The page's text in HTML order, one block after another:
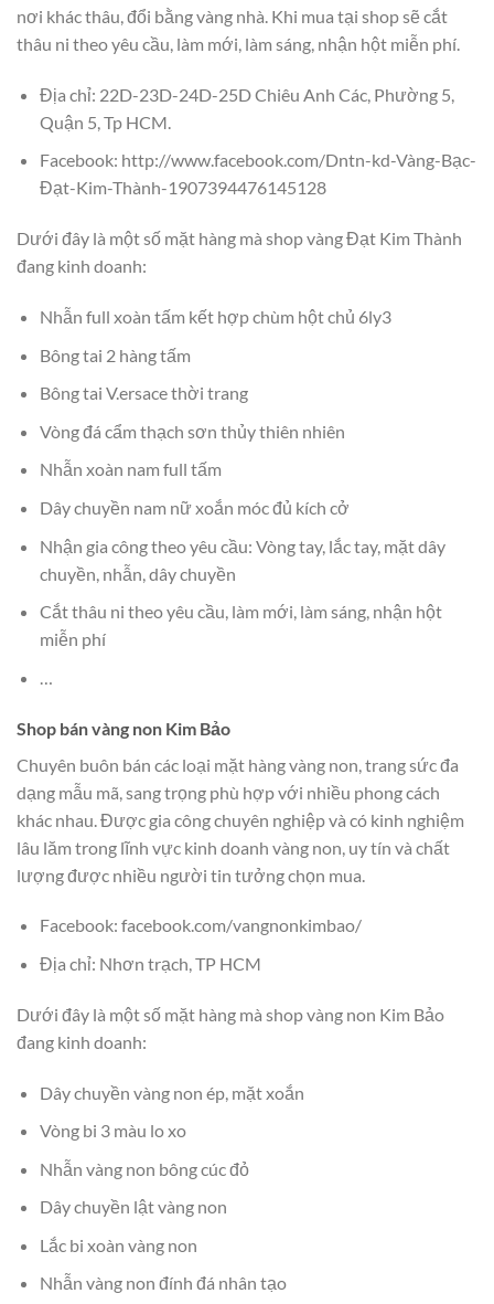
nơi khác thâu, đổi bằng vàng nhà. Khi mua tại shop sẽ cắt
thâu ni theo yêu cầu, làm mới, làm sáng, nhận hột miễn phí.
Địa chỉ: 22D-23D-24D-25D Chiêu Anh Các, Phường 5,
Quận 5, Tp HCM.
Facebook: http://www.facebook.com/Dntn-kd-Vàng-Bạc-
Đạt-Kim-Thành-1907394476145128
Dưới đây là một số mặt hàng mà shop vàng Đạt Kim Thành
đang kinh doanh:
Nhẫn full xoàn tấm kết hợp chùm hột chủ 6ly3
Bông tai 2 hàng tấm
Bông tai V.ersace thời trang
Vòng đá cẩm thạch sơn thủy thiên nhiên
Nhẫn xoàn nam full tấm
Dây chuyền nam nữ xoắn móc đủ kích cở
Nhận gia công theo yêu cầu: Vòng tay, lắc tay, mặt dây
chuyền, nhẫn, dây chuyền
Cắt thâu ni theo yêu cầu, làm mới, làm sáng, nhận hột
miễn phí
Shop bán vàng non Kim Bảo
Chuyên buôn bán các loại mặt hàng vàng non, trang sức đa
dạng mẫu mã, sang trọng phù hợp với nhiều phong cách
khác nhau. Được gia công chuyên nghiệp và có kinh nghiệm
lâu lăm trong lĩnh vực kinh doanh vàng non, uy tín và chất
lượng được nhiều người tin tưởng chọn mua.
Facebook: facebook.com/vangnonkimbao/
Địa chỉ: Nhơn trạch, TP HCM
Dưới đây là một số mặt hàng mà shop vàng non Kim Bảo
đang kinh doanh:
Dây chuyền vàng non ép, mặt xoắn
Vòng bi 3 màu lo xo
Nhẫn vàng non bông cúc đỏ
Dây chuyền lật vàng non
Lắc bi xoàn vàng non
Nhẫn vàng non đính đá nhân tạo